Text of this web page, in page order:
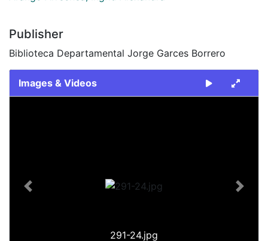
Publisher
Biblioteca Departamental Jorge Garces Borrero
Images & Videos
291-24.jpg
Previous Next